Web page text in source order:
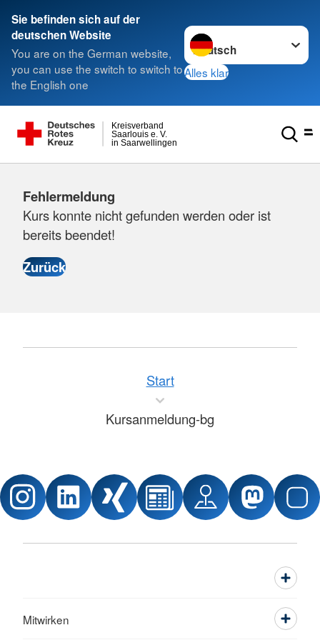
Sie befinden sich auf der
deutschen Website
You are on the German website,
you can use the switch to switch to
the English one
Sprache wechseln zu
Alles klar
in Saarwellingen
Saarlouis e. V.
Kreisverband
Fehlermeldung
Kurs konnte nicht gefunden werden oder ist
bereits beendet!
Start
Kursanmeldung-bg
Mitwirken